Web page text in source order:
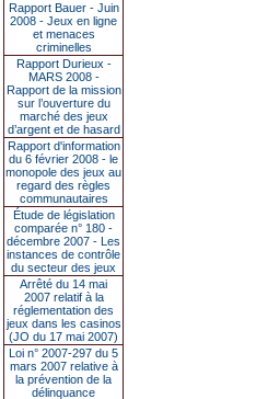
Rapport Bauer - Juin
2008 - Jeux en ligne
et menaces
criminelles
Rapport Durieux -
MARS 2008 -
Rapport de la mission
sur l’ouverture du
marché des jeux
d’argent et de hasard
Rapport d'information
du 6 février 2008 - le
monopole des jeux au
regard des règles
communautaires
Étude de législation
comparée n° 180 -
décembre 2007 - Les
instances de contrôle
du secteur des jeux
Arrêté du 14 mai
2007 relatif à la
réglementation des
jeux dans les casinos
(JO du 17 mai 2007)
Loi n° 2007-297 du 5
mars 2007 relative à
la prévention de la
délinquance